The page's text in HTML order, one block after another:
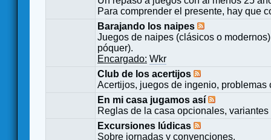
Para comprender el presente, hay que
Barajando los naipes
Juegos de naipes (clásicos o
póquer).
Encargado: Wkr
Club de los acertijos
Acertijos, juegos de ingenio,
En mi casa jugamos así
Reglas de la casa opcionales,
Excursiones lúdicas
Sobre jornadas y convenciones.